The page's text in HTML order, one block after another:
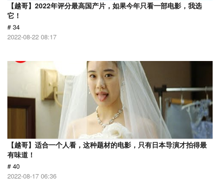
【越哥】2022年评分最高国产片，如果今年只看一部电影，我选
它！
# 34
2022-08-22 08:17
【越哥】适合一个人看，这种题材的电影，只有日本导演才拍得最
有味道！
# 40
2022-08-17 06:36